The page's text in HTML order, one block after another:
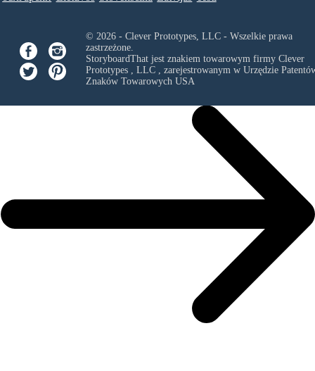
© 2026 - Clever Prototypes, LLC - Wszelkie prawa
zastrzeżone.
StoryboardThat jest znakiem towarowym firmy Clever
Prototypes , LLC, zarejestrowanym w Urzędzie
Znaków Towarowych USA